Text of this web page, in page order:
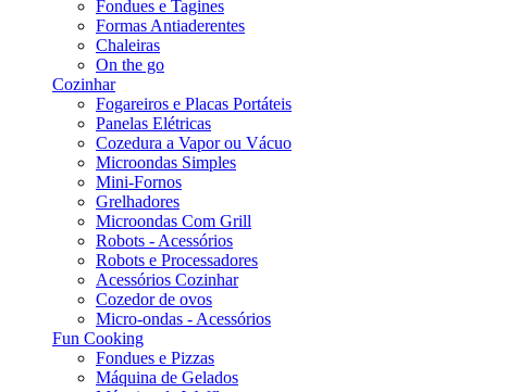
Fondues e Tagines
Formas Antiaderentes
Chaleiras
On the go
Cozinhar
Fogareiros e Placas Portáteis
Panelas Elétricas
Cozedura a Vapor ou Vácuo
Microondas Simples
Mini-Fornos
Grelhadores
Microondas Com Grill
Robots - Acessórios
Robots e Processadores
Acessórios Cozinhar
Cozedor de ovos
Micro-ondas - Acessórios
Fun Cooking
Fondues e Pizzas
Máquina de Gelados